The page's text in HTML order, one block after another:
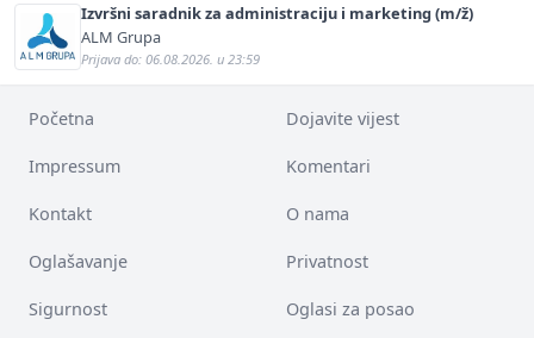
Izvršni saradnik za administraciju i marketing (m/ž)
ALM Grupa
Prijava do: 06.08.2026. u 23:59
Početna Dojavite vijest
Impressum Komentari
Kontakt O nama
Oglašavanje Privatnost
Sigurnost Oglasi za posao